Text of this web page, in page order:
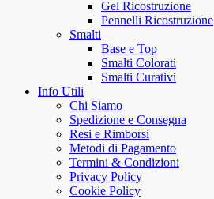
Gel Ricostruzione
Pennelli Ricostruzione
Smalti
Base e Top
Smalti Colorati
Smalti Curativi
Info Utili
Chi Siamo
Spedizione e Consegna
Resi e Rimborsi
Metodi di Pagamento
Termini & Condizioni
Privacy Policy
Cookie Policy